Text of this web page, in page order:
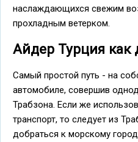
наслаждающихся свежим
прохладным ветерком.
Айдер Турция как
Самый простой путь - на
автомобиле, совершив
Трабзона. Если же
транспорт, то следует из
добраться к морскому